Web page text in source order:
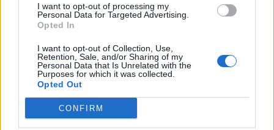
I want to opt-out of processing my
Personal Data for Targeted Advertising.
Opted In
I want to opt-out of Collection, Use,
Retention, Sale, and/or Sharing of my
Personal Data that Is Unrelated with the
Purposes for which it was collected.
Opted Out
CONFIRM